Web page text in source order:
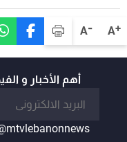
A+
A-
أهم الأخبار و